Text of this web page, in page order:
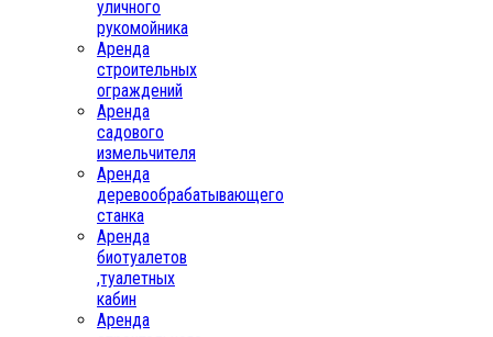
уличного
рукомойника
Аренда
строительных
ограждений
Аренда
садового
измельчителя
Аренда
деревообрабатывающего
станка
Аренда
биотуалетов
,туалетных
кабин
Аренда